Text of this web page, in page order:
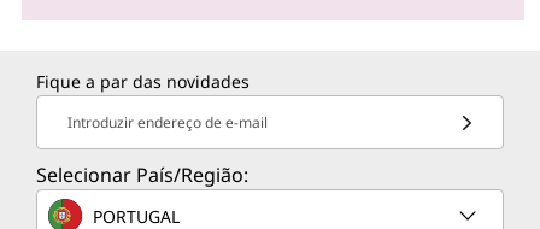
Fique a par das novidades
Introduzir endereço de e-mail
Selecionar País/Região:
PORTUGAL